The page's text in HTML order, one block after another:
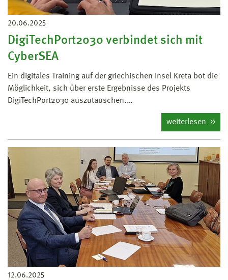
20.06.2025
DigiTechPort2030 verbindet sich mit
CyberSEA
Ein digitales Training auf der griechischen Insel Kreta bot die
Möglichkeit, sich über erste Ergebnisse des Projekts
DigiTechPort2030 auszutauschen.…
weiterlesen
12.06.2025